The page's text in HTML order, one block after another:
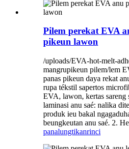
Pilem perekat EVA
pikeun lawon
/uploads/EVA-hot-melt-
mangrupikeun pilem/lem
panas pikeun daya rekat
rupa tékstil sapertos
EVA, lawon, kertas sareng
laminasi anu saé: nalika
produk ieu bakal
beungkeutan anu saé. 2.
panalungtikanrinci